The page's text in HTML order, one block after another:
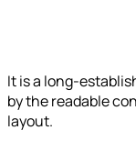
It is a long-
by the readable
layout.